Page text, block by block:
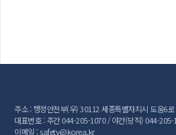
주소 : 행정안전부(우) 30112 세종특별자치시 도움6
대표번호 : 주간 044-205-1070 / 야간(당직) 044-205-
이메일 : safetv@korea.kr